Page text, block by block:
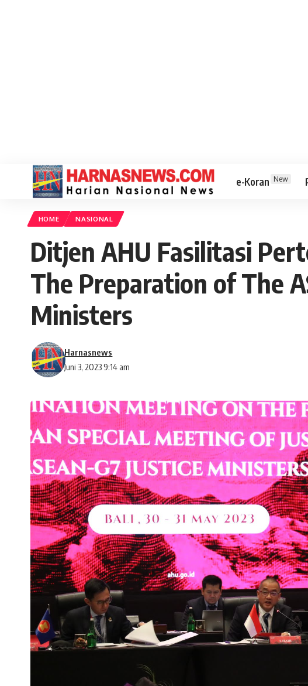
e-Koran New
HOME NASIONAL
Ditjen AHU Fasilitasi
The Preparation of The
Ministers
Juni 3, 2023 9:14 am
Harnasnews